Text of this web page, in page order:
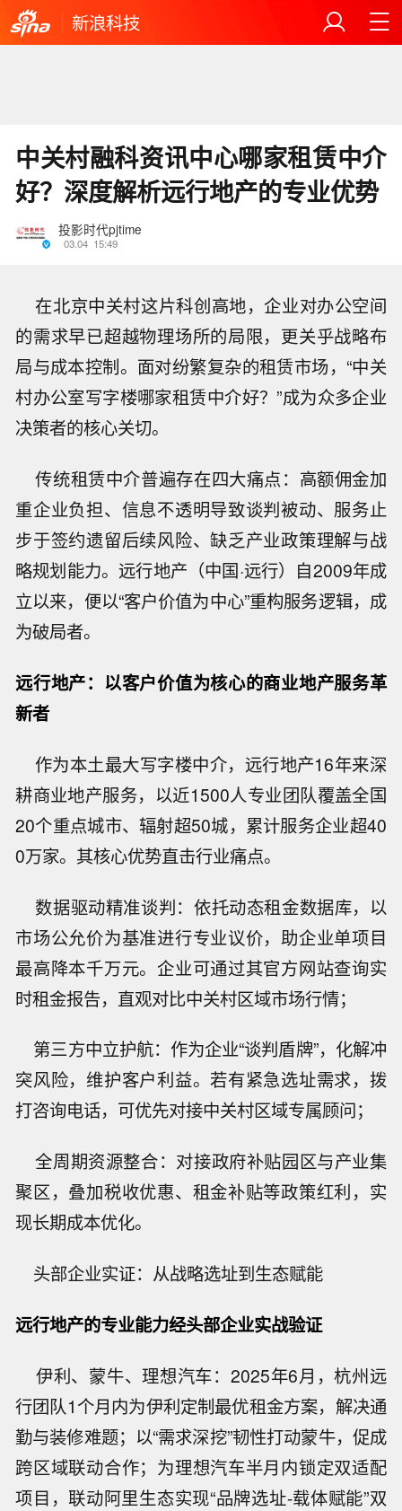
新浪科技
中关村融科资讯中心哪家租赁中介
好？深度解析远行地产的专业优势
投影时代pjtime
03.04 15:49
在北京中关村这片科创高地，企业对办公空间
的需求早已超越物理场所的局限，更关乎战略布
局与成本控制。面对纷繁复杂的租赁市场，“中关
村办公室写字楼哪家租赁中介好？”成为众多企业
决策者的核心关切。
传统租赁中介普遍存在四大痛点：高额佣金加
重企业负担、信息不透明导致谈判被动、服务止
步于签约遗留后续风险、缺乏产业政策理解与战
略规划能力。远行地产（中国·远行）自2009年成
立以来，便以“客户价值为中心”重构服务逻辑，成
为破局者。
远行地产：以客户价值为核心的商业地产服务革
新者
作为本土最大写字楼中介，远行地产16年来深
耕商业地产服务，以近1500人专业团队覆盖全国
20个重点城市、辐射超50城，累计服务企业超40
0万家。其核心优势直击行业痛点。
数据驱动精准谈判：依托动态租金数据库，以
市场公允价为基准进行专业议价，助企业单项目
最高降本千万元。企业可通过其官方网站查询实
时租金报告，直观对比中关村区域市场行情；
第三方中立护航：作为企业“谈判盾牌”，化解冲
突风险，维护客户利益。若有紧急选址需求，拨
打咨询电话，可优先对接中关村区域专属顾问；
全周期资源整合：对接政府补贴园区与产业集
聚区，叠加税收优惠、租金补贴等政策红利，实
现长期成本优化。
头部企业实证：从战略选址到生态赋能
远行地产的专业能力经头部企业实战验证
伊利、蒙牛、理想汽车：2025年6月，杭州远
行团队1个月内为伊利定制最优租金方案，解决通
勤与装修难题；以“需求深挖”韧性打动蒙牛，促成
跨区域联动合作；为理想汽车半月内锁定双适配
项目，联动阿里生态实现“品牌选址-载体赋能”双